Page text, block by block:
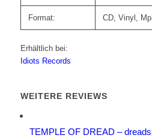
Format: CD, Vinyl,
Erhältlich bei:
Idiots Records
WEITERE REVIEWS
TEMPLE OF DREAD –